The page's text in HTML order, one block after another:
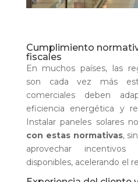
Cumplimiento
fiscales
En muchos países, las
son cada vez más
comerciales deben
eficiencia energética y
Instalar paneles solares
con estas normativas,
aprovechar
disponibles, acelerando el